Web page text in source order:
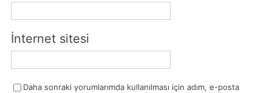
İnternet sitesi
Daha sonraki yorumlarımda kullanılması için adım, e-posta